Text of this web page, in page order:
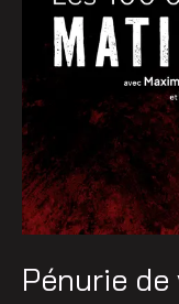
Pénurie